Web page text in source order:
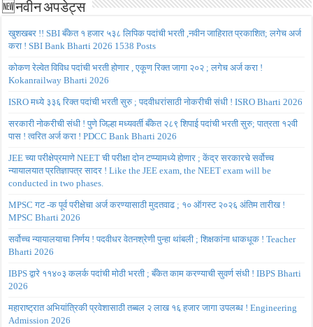
🆕नवीन अपडेट्स
खुशखबर !! SBI बँकेत १ हजार ५३८ लिपिक पदांची भरती ,नवीन जाहिरात प्रकाशित; लगेच अर्ज
करा ! SBI Bank Bharti 2026 1538 Posts
कोकण रेल्वेत विविध पदांची भरती होणार , एकूण रिक्त जागा २०२ ; लगेच अर्ज करा !
Kokanrailway Bharti 2026
ISRO मध्ये ३३६ रिक्त पदांची भरती सुरु ; पदवीधरांसाठी नोकरीची संधी ! ISRO Bharti 2026
सरकारी नोकरीची संधी ! पुणे जिल्हा मध्यवर्ती बँकेत २८९ शिपाई पदांची भरती सुरु; पात्रता १२वी
पास ! त्वरित अर्ज करा ! PDCC Bank Bharti 2026
JEE च्या परीक्षेप्रमाणे NEET ची परीक्षा दोन टप्प्यामध्ये होणार ; केंद्र सरकारचे सर्वोच्च
न्यायालयात प्रतिज्ञापत्र सादर ! Like the JEE exam, the NEET exam will be
conducted in two phases.
MPSC गट -क पूर्व परीक्षेचा अर्ज करण्यासाठी मुदतवाढ ; १० ऑगस्ट २०२६ अंतिम तारीख !
MPSC Bharti 2026
सर्वोच्च न्यायालयाचा निर्णय ! पदवीधर वेतनश्रेणी पुन्हा थांबली ; शिक्षकांना धाकधूक ! Teacher
Bharti 2026
IBPS द्वारे ११४०३ कलर्क पदांची मोठी भरती ; बँकेत काम करण्याची सुवर्ण संधी ! IBPS Bharti
2026
महाराष्ट्रात अभियांत्रिकी प्रवेशासाठी तब्बल २ लाख १६ हजार जागा उपलब्ध ! Engineering
Admission 2026